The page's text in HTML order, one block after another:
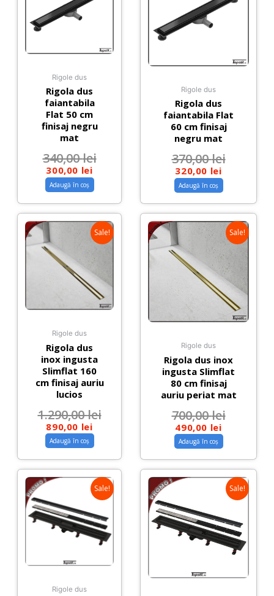
Rigole dus
Rigola dus
faiantabila
Flat 50 cm
finisaj negru
mat
340,00lei
300,00 lei
Adaugă în coș
Rigole dus
Rigola dus
faiantabila Flat
60 cm finisaj
negru mat
370,00lei
320,00 lei
Adaugă în coș
Sale!
Rigole dus
Rigola dus
inox ingusta
Slimflat 160
cm finisaj auriu
lucios
1.290,00lei
890,00 lei
Adaugă în coș
Sale!
Rigole dus
Rigola dus inox
ingusta Slimflat
80 cm finisaj
auriu periat mat
700,00lei
490,00 lei
Adaugă în coș
Sale!
Rigole dus
Sale!